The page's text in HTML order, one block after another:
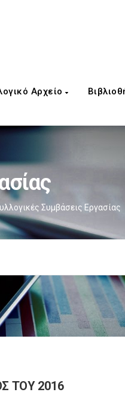
Αρχείο
Συμβάσεις Εργασίας
ΤΟΥ 2016